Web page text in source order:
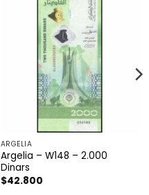
ARGELIA
Argelia – W148 – 2.000
Dinars
$42.800